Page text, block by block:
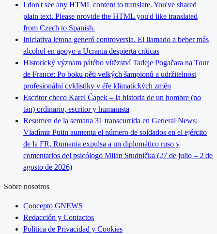
I don't see any HTML content to translate. You've shared
plain text. Please provide the HTML you'd like translated
from Czech to Spanish.
Iniciativa letona generó controversia. El llamado a beber más
alcohol en apoyo a Ucrania despierta críticas
Historický význam pátého vítězství Tadeje Pogačara na Tour
de France: Po boku pěti velkých šampionů a udržitelnost
profesionální cyklistiky v éře klimatických změn
Escritor checo Karel Čapek – la historia de un hombre (no
tan) ordinario, escritor y humanista
Resumen de la semana 31 transcurrida en General News:
Vladímir Putin aumenta el número de soldados en el ejército
de la FR, Rumanía expulsa a un diplomático ruso y
comentarios del psicólogo Milan Studnička (27 de julio – 2 de
agosto de 2026)
Sobre nosotros
Concepto GNEWS
Redacción y Contactos
Política de Privacidad y Cookies